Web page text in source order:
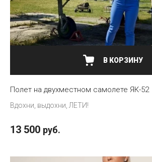
В КОРЗИНУ
Полет на двухместном самолете ЯК-52
Вдохни, выдохни, ЛЕТИ!
13 500 руб.